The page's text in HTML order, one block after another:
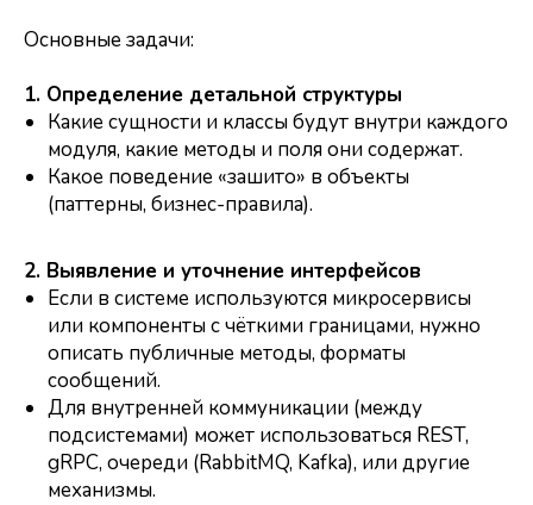
Основные задачи:
1. Определение детальной структуры
Какие сущности и классы будут внутри каждого
модуля, какие методы и поля они содержат.
Какое поведение «зашито» в объекты
(паттерны, бизнес-правила).
2. Выявление и уточнение интерфейсов
Если в системе используются микросервисы
или компоненты с чёткими границами, нужно
описать публичные методы, форматы
сообщений.
Для внутренней коммуникации (между
подсистемами) может использоваться REST,
gRPC, очереди (RabbitMQ, Kafka), или другие
механизмы.